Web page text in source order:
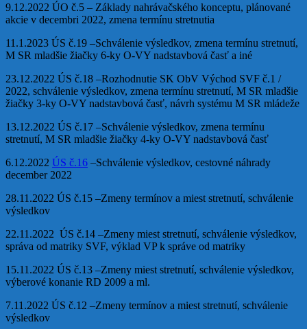
9.12.2022 ÚO č.5 – Základy nahrávačského konceptu, plánované
akcie v decembri 2022, zmena termínu stretnutia
11.1.2023 ÚS č.19 –Schválenie výsledkov, zmena termínu stretnutí,
M SR mladšie žiačky 6-ky O-VY nadstavbová časť a iné
23.12.2022 ÚS č.18 –Rozhodnutie SK ObV Východ SVF č.1 /
2022, schválenie výsledkov, zmena termínu stretnutí, M SR mladšie
žiačky 3-ky O-VY nadstavbová časť, návrh systému M SR mládeže
13.12.2022 ÚS č.17 –Schválenie výsledkov, zmena termínu
stretnutí, M SR mladšie žiačky 4-ky O-VY nadstavbová časť
6.12.2022 ÚS č.16 –Schválenie výsledkov, cestovné náhrady
december 2022
28.11.2022 ÚS č.15 –Zmeny termínov a miest stretnutí, schválenie
výsledkov
22.11.2022 ÚS č.14 –Zmeny miest stretnutí, schválenie výsledkov,
správa od matriky SVF, výklad VP k správe od matriky
15.11.2022 ÚS č.13 –Zmeny miest stretnutí, schválenie výsledkov,
výberové konanie RD 2009 a ml.
7.11.2022 ÚS č.12 –Zmeny termínov a miest stretnutí, schválenie
výsledkov